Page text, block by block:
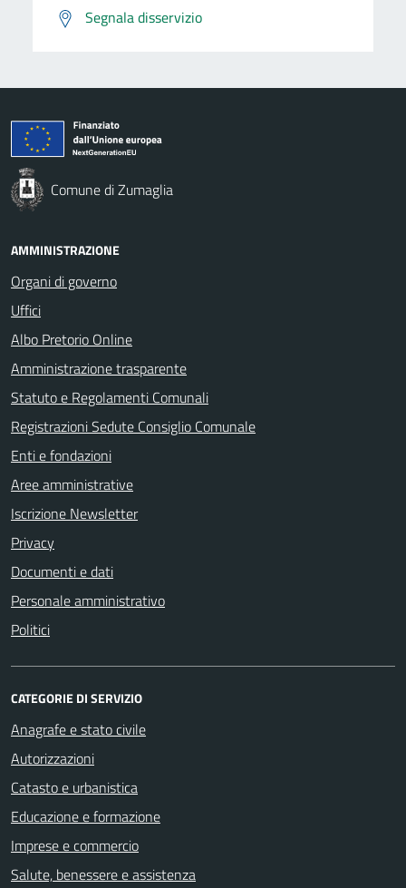
Segnala disservizio
Comune di Zumaglia
AMMINISTRAZIONE
Organi di governo
Uffici
Albo Pretorio Online
Amministrazione trasparente
Statuto e Regolamenti Comunali
Registrazioni Sedute Consiglio Comunale
Enti e fondazioni
Aree amministrative
Iscrizione Newsletter
Privacy
Documenti e dati
Personale amministrativo
Politici
CATEGORIE DI SERVIZIO
Anagrafe e stato civile
Autorizzazioni
Catasto e urbanistica
Educazione e formazione
Imprese e commercio
Salute, benessere e assistenza